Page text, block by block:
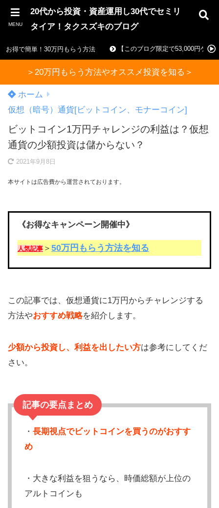
MENU
20代から投資・資産運用し30代でセミリ
タイア！タクスズキのブログ
お得で簡単！30万円もらう方法 【このブログ限定で53,000円ゲッ
＞20万円もらう方法やオススメ投資を知る＞
ホーム
仮想（暗号）通貨[ビットコイン、モナーコイン]
ビットコイン1万円チャレンジの利益は？仮想
通貨の少額投資は儲からない？
2021年9月8日
本サイトは広告費から運営されております。
《お得なキャンペーン開催中》
人気記事 ＞ 50万円もらう方法を知る
この記事では、仮想通貨に1万円からチャレンジする
方法やおすすめ戦略を紹介します。
少額から投資し、利益を出したい方は参考にしてくだ
さい。
記事の要点まとめ
・ 長期視点でビットコインを買うのがおすす
め
・大きな利益を狙うなら、時価総額が上位の
アルトコインも